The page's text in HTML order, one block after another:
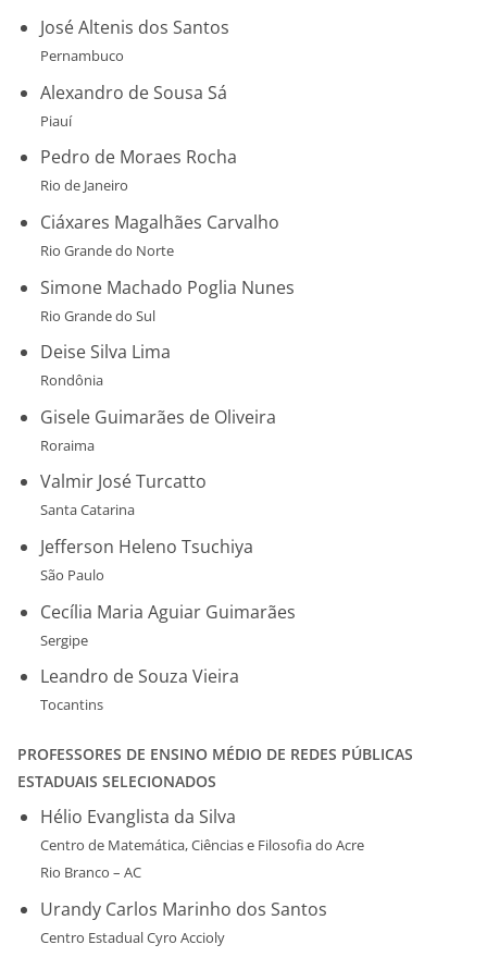
José Altenis dos Santos
Pernambuco
Alexandro de Sousa Sá
Piauí
Pedro de Moraes Rocha
Rio de Janeiro
Ciáxares Magalhães Carvalho
Rio Grande do Norte
Simone Machado Poglia Nunes
Rio Grande do Sul
Deise Silva Lima
Rondônia
Gisele Guimarães de Oliveira
Roraima
Valmir José Turcatto
Santa Catarina
Jefferson Heleno Tsuchiya
São Paulo
Cecília Maria Aguiar Guimarães
Sergipe
Leandro de Souza Vieira
Tocantins
PROFESSORES DE ENSINO MÉDIO DE REDES PÚBLICAS
ESTADUAIS SELECIONADOS
Hélio Evanglista da Silva
Centro de Matemática, Ciências e Filosofia do Acre
Rio Branco – AC
Urandy Carlos Marinho dos Santos
Centro Estadual Cyro Accioly